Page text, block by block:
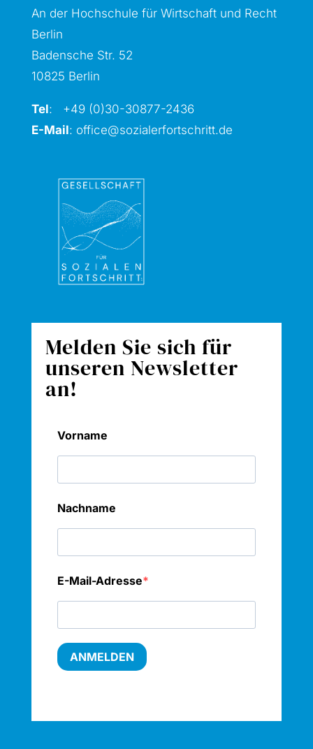
An der Hochschule für Wirtschaft und Recht
Berlin
Badensche Str. 52
10825 Berlin
Tel: +49 (0)30-30877-2436
E-Mail: office@sozialerfortschritt.de
Melden Sie sich für
unseren Newsletter
an!
Vorname
Nachname
E-Mail-Adresse
ANMELDEN